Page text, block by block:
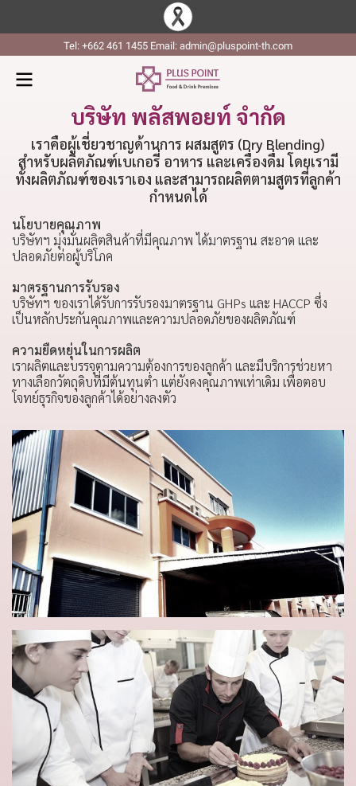
Tel: +662 461 1455 Email: admin@pluspoint-th.com
บริษัท พลัสพอยท์ จำกัด
เราคือผู้เชี่ยวชาญด้านการ ผสมสูตร (Dry Blending)
สำหรับผลิตภัณฑ์เบเกอรี่ อาหาร และเครื่องดื่ม โดยเรามี
ทั้งผลิตภัณฑ์ของเราเอง และสามารถผลิตตามสูตรที่ลูกค้า
กำหนดได้
นโยบายคุณภาพ
บริษัทฯ มุ่งมั่นผลิตสินค้าที่มีคุณภาพ ได้มาตรฐาน สะอาด และ
ปลอดภัยต่อผู้บริโภค
มาตรฐานการรับรอง
บริษัทฯ ของเราได้รับการรับรองมาตรฐาน GHPs และ HACCP ซึ่ง
เป็นหลักประกันคุณภาพและความปลอดภัยของผลิตภัณฑ์
ความยืดหยุ่นในการผลิต
เราผลิตและบรรจุตามความต้องการของลูกค้า และมีบริการช่วยหา
ทางเลือกวัตถุดิบที่มีต้นทุนต่ำ แต่ยังคงคุณภาพเท่าเดิม เพื่อตอบ
โจทย์ธุรกิจของลูกค้าได้อย่างลงตัว